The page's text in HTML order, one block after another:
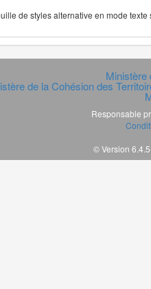
de styles alternative en mode texte
Ministère
de la Cohésion des
Responsable
© Version